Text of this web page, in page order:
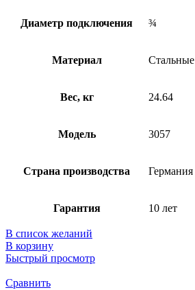
Диаметр подключения ¾
Материал Стальные
Вес, кг 24.64
Модель 3057
Страна производства Германия
Гарантия 10 лет
В список желаний
В корзину
Быстрый просмотр
Сравнить